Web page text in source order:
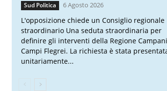
Sud Politica 6 Agosto 2026
L'opposizione chiede un Consiglio regionale
straordinario Una seduta straordinaria per
definire gli interventi della Regione
Campi Flegrei. La richiesta è stata
unitariamente...